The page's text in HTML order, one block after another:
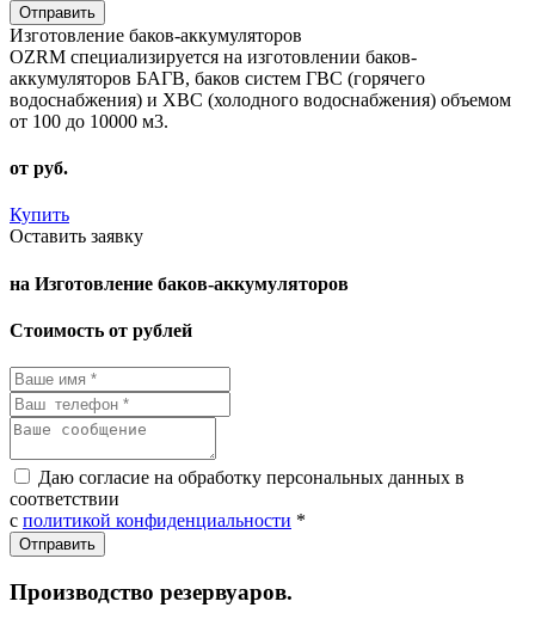
Изготовление баков-аккумуляторов
OZRM специализируется на изготовлении баков-
аккумуляторов БАГВ, баков систем ГВС (горячего
водоснабжения) и ХВС (холодного водоснабжения) объемом
от 100 до 10000 м3.
от руб.
Купить
Оставить заявку
на Изготовление баков-аккумуляторов
Стоимость от рублей
Даю согласие на обработку персональных данных в
соответствии
с политикой конфиденциальности *
Производство резервуаров.